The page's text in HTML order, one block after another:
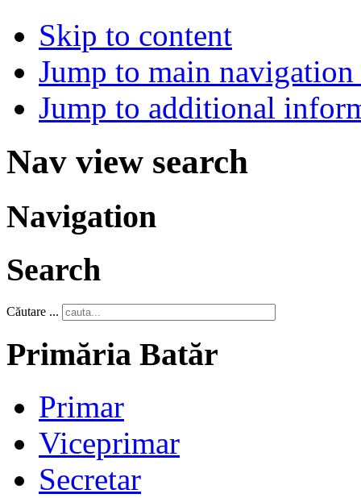
Skip to content
Jump to main
Jump to additional
Nav view search
Navigation
Search
Căutare ...
Primăria Batăr
Primar
Viceprimar
Secretar